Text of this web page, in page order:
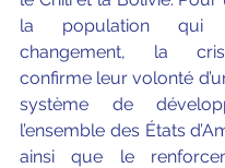
la population qui
changement, la
confirme leur volonté
système de
l’ensemble des États
ainsi que le